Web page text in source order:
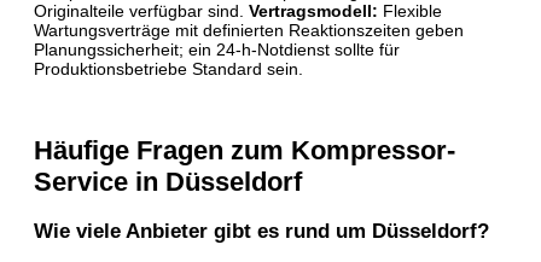
Originalteile verfügbar sind. Vertragsmodell: Flexible
Wartungsverträge mit definierten Reaktionszeiten geben
Planungssicherheit; ein 24-h-Notdienst sollte für
Produktionsbetriebe Standard sein.
Häufige Fragen zum Kompressor-
Service in Düsseldorf
Wie viele Anbieter gibt es rund um Düsseldorf?